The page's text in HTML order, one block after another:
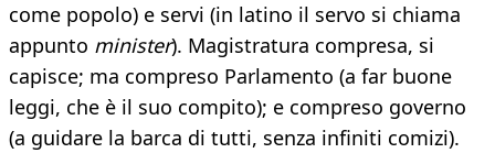
come popolo) e servi (in latino il servo si chiama
appunto minister). Magistratura compresa, si
capisce; ma compreso Parlamento (a far buone
leggi, che è il suo compito); e compreso governo
(a guidare la barca di tutti, senza infiniti comizi).